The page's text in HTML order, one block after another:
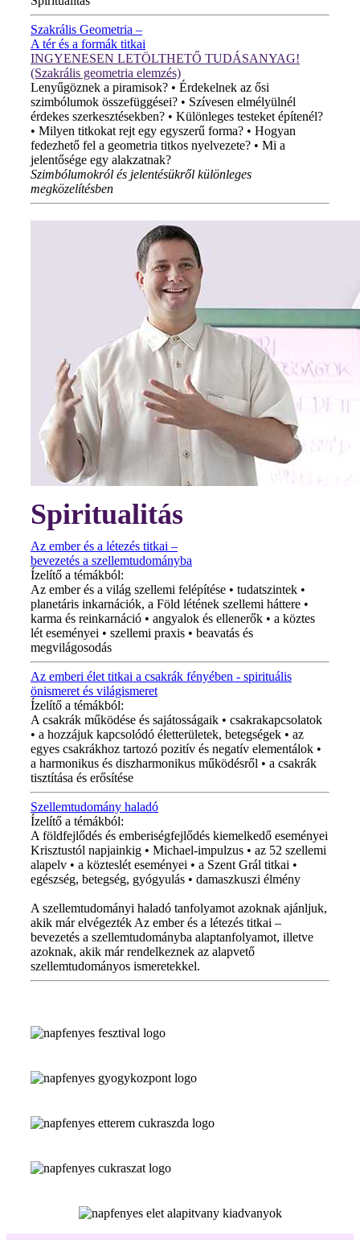
Szakrális Geometria –
A tér és a formák titkai
INGYENESEN LETÖLTHETŐ TUDÁSANYAG!
(Szakrális geometria elemzés)
Lenyűgöznek a piramisok? • Érdekelnek az ősi
szimbólumok összefüggései? • Szívesen elmélyülnél
érdekes szerkesztésekben? • Különleges testeket építenél?
• Milyen titkokat rejt egy egyszerű forma? • Hogyan
fedezhető fel a geometria titkos nyelvezete? • Mi a
jelentősége egy alakzatnak?
Szimbólumokról és jelentésükről különleges
megközelítésben
Spiritualitás
Az ember és a létezés titkai –
bevezetés a szellemtudományba
Ízelítő a témákból:
Az ember és a világ szellemi felépítése • tudatszintek •
planetáris inkarnációk, a Föld létének szellemi háttere •
karma és reinkarnáció • angyalok és ellenerők • a köztes
lét eseményei • szellemi praxis • beavatás és
megvilágosodás
Az emberi élet titkai a csakrák fényében - spirituális
önismeret és világismeret
Ízelítő a témákból:
A csakrák működése és sajátosságaik • csakrakapcsolatok
• a hozzájuk kapcsolódó életterületek, betegségek • az
egyes csakrákhoz tartozó pozitív és negatív elementálok •
a harmonikus és diszharmonikus működésről • a csakrák
tisztítása és erősítése
Szellemtudomány haladó
Ízelítő a témákból:
A földfejlődés és emberiségfejlődés kiemelkedő eseményei
Krisztustól napjainkig • Michael-impulzus • az 52 szellemi
alapelv • a közteslét eseményei • a Szent Grál titkai •
egészség, betegség, gyógyulás • damaszkuszi élmény
A szellemtudományi haladó tanfolyamot azoknak ajánljuk,
akik már elvégezték Az ember és a létezés titkai –
bevezetés a szellemtudományba alaptanfolyamot, illetve
azoknak, akik már rendelkeznek az alapvető
szellemtudományos ismeretekkel.